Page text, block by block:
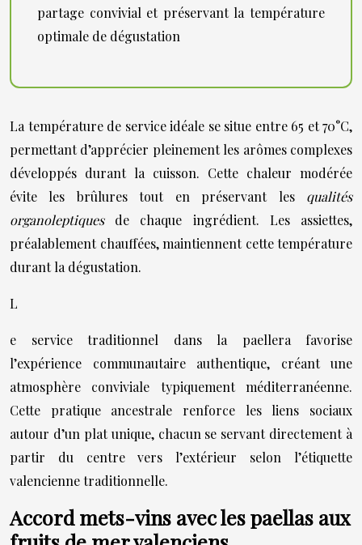
partage convivial et préservant la température
optimale de dégustation
La température de service idéale se situe entre 65 et 70°C,
permettant d’apprécier pleinement les arômes complexes
développés durant la cuisson. Cette chaleur modérée
évite les brûlures tout en préservant les qualités
organoleptiques de chaque ingrédient. Les assiettes,
préalablement chauffées, maintiennent cette température
durant la dégustation.
L
e service traditionnel dans la paellera favorise
l’expérience communautaire authentique, créant une
atmosphère conviviale typiquement méditerranéenne.
Cette pratique ancestrale renforce les liens sociaux
autour d’un plat unique, chacun se servant directement à
partir du centre vers l’extérieur selon l’étiquette
valencienne traditionnelle.
Accord mets-vins avec les paellas aux